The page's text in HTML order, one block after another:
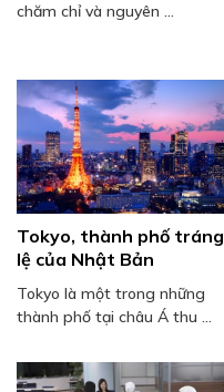
chăm chỉ và nguyên ...
Tokyo, thành phố tráng
lệ của Nhật Bản
Tokyo là một trong những
thành phố tại châu Á thu ...